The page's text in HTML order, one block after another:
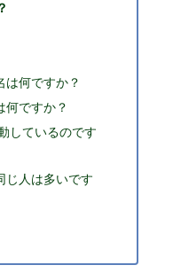
は何ですか？
何ですか？
しているのです
じ人は多いです